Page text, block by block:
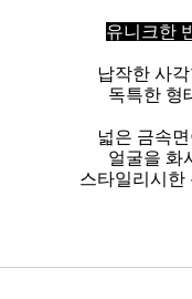
유니크한
납작한 사
독특한 형
넓은 금속
얼굴을 화
스타일리시한